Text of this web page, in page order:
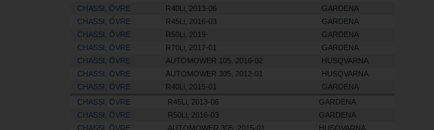
CHASSI, ÖVRE
R40Li, 2013-06
GARDENA
CHASSI, ÖVRE
R45Li, 2016-03
GARDENA
CHASSI, ÖVRE
R50Li, 2019-
GARDENA
CHASSI, ÖVRE
R70Li, 2017-01
GARDENA
CHASSI, ÖVRE
AUTOMOWER 105, 2016-02
HUSQVARNA
CHASSI, ÖVRE
AUTOMOWER 305, 2012-01
HUSQVARNA
CHASSI, ÖVRE
R40Li, 2015-01
GARDENA
CHASSI, ÖVRE
R45Li, 2013-06
GARDENA
CHASSI, ÖVRE
R50Li, 2016-03
GARDENA
CHASSI, ÖVRE
AUTOMOWER 305, 2015-01
HUSQVARNA